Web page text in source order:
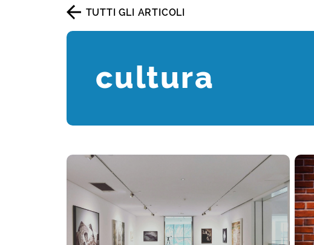
TUTTI GLI ARTICOLI
cultura